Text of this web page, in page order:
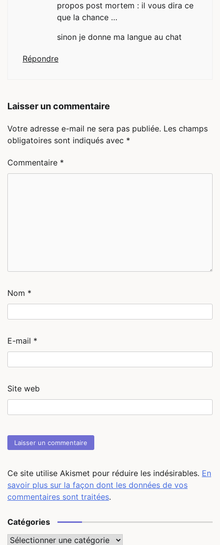
propos post mortem : il vous dira ce
que la chance …
sinon je donne ma langue au chat
Répondre
Laisser un commentaire
Votre adresse e-mail ne sera pas publiée. Les champs
obligatoires sont indiqués avec *
Commentaire *
Nom *
E-mail *
Site web
Ce site utilise Akismet pour réduire les indésirables. En
savoir plus sur la façon dont les données de vos
commentaires sont traitées.
Catégories
Catégories